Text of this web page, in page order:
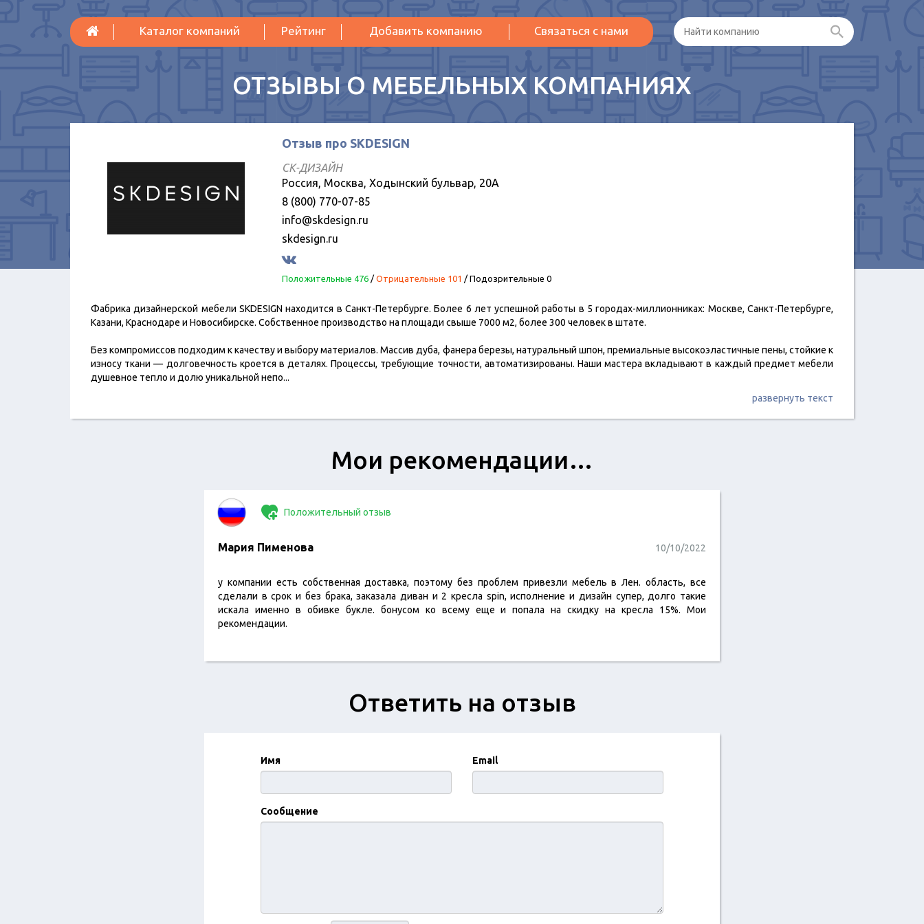
Каталог компаний Рейтинг Добавить компанию Связаться с нами
ОТЗЫВЫ О МЕБЕЛЬНЫХ КОМПАНИЯХ
Отзыв про SKDESIGN
СК-ДИЗАЙН
Россия, Москва, Ходынский бульвар, 20А
8 (800) 770-07-85
info@skdesign.ru
skdesign.ru
Положительные 476/ Отрицательные 101 / Подозрительные 0
Фабрика дизайнерской мебели SKDESIGN находится в Санкт-Петербурге. Более 6 лет успешной работы в 5 городах-миллионниках: Москве, Санкт-Петербурге,
Казани, Краснодаре и Новосибирске. Собственное производство на площади свыше 7000 м2, более 300 человек в штате.
Без компромиссов подходим к качеству и выбору материалов. Массив дуба, фанера березы, натуральный шпон, премиальные высокоэластичные пены, стойкие к
износу ткани — долговечность кроется в деталях. Процессы, требующие точности, автоматизированы. Наши мастера вкладывают в каждый предмет мебели
душевное тепло и долю уникальной непо...
развернуть текст
Мои рекомендации…
Положительный отзыв
Мария Пименова 10/10/2022
у компании есть собственная доставка, поэтому без проблем привезли мебель в Лен. область, все
сделали в срок и без брака, заказала диван и 2 кресла spin, исполнение и дизайн супер, долго такие
искала именно в обивке букле. бонусом ко всему еще и попала на скидку на кресла 15%. Мои
рекомендации.
Ответить на отзыв
Имя Email
Сообщение